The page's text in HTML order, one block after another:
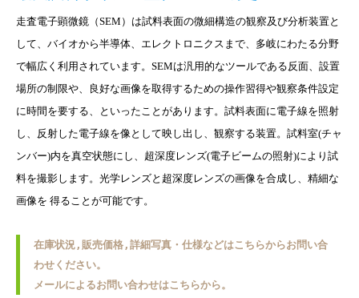
走査電子顕微鏡（SEM）は試料表面の微細構造の観察及び分析装置と
して、バイオから半導体、エレクトロニクスまで、多岐にわたる分野
で幅広く利用されています。SEMは汎用的なツールである反面、設置
場所の制限や、良好な画像を取得するための操作習得や観察条件設定
に時間を要する、といったことがあります。試料表面に電子線を照射
し、反射した電子線を像として映し出し、観察する装置。試料室(チャ
ンバー)内を真空状態にし、超深度レンズ(電子ビームの照射)により試
料を撮影します。光学レンズと超深度レンズの画像を合成し、精細な
画像を 得ることが可能です。
在庫状況,販売価格,詳細写真・仕様などはこちらからお問い合
わせください。
メールによるお問い合わせはこちらから。